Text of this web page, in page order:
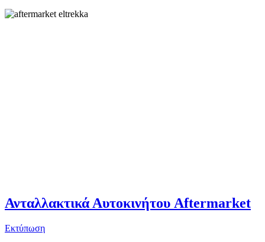
Ανταλλακτικά Αυτοκινήτου Aftermarket
Εκτύπωση